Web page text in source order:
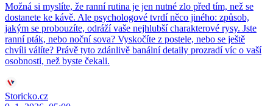
Možná si myslíte, že ranní rutina je jen nutné zlo před tím, než se
dostanete ke kávě. Ale psychologové tvrdí něco jiného: způsob,
jakým se probouzíte, odráží vaše nejhlubší charakterové rysy. Jste
ranní pták, nebo noční sova? Vyskočíte z postele, nebo se ještě
chvíli válíte? Právě tyto zdánlivě banální detaily prozradí víc o vaší
osobnosti, než byste čekali.
Storicko.cz